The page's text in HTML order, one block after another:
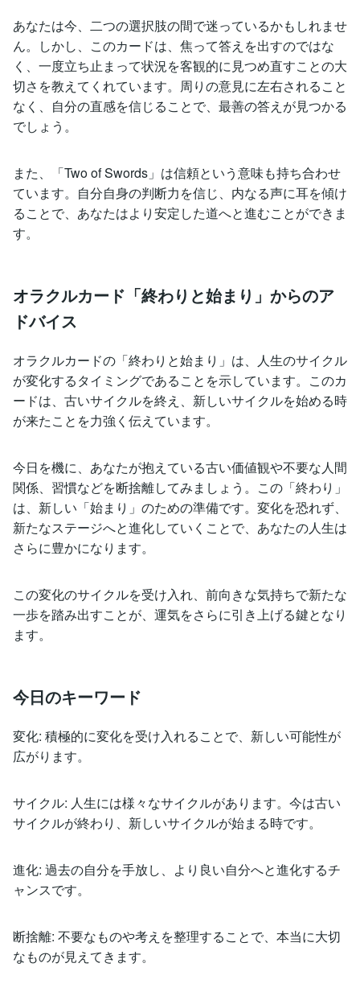
あなたは今、二つの選択肢の間で迷っているかもしれませ
ん。しかし、このカードは、焦って答えを出すのではな
く、一度立ち止まって状況を客観的に見つめ直すことの大
切さを教えてくれています。周りの意見に左右されること
なく、自分の直感を信じることで、最善の答えが見つかる
でしょう。
また、「Two of Swords」は信頼という意味も持ち合わせ
ています。自分自身の判断力を信じ、内なる声に耳を傾け
ることで、あなたはより安定した道へと進むことができま
す。
オラクルカード「終わりと始まり」からのア
ドバイス
オラクルカードの「終わりと始まり」は、人生のサイクル
が変化するタイミングであることを示しています。このカ
ードは、古いサイクルを終え、新しいサイクルを始める時
が来たことを力強く伝えています。
今日を機に、あなたが抱えている古い価値観や不要な人間
関係、習慣などを断捨離してみましょう。この「終わり」
は、新しい「始まり」のための準備です。変化を恐れず、
新たなステージへと進化していくことで、あなたの人生は
さらに豊かになります。
この変化のサイクルを受け入れ、前向きな気持ちで新たな
一歩を踏み出すことが、運気をさらに引き上げる鍵となり
ます。
今日のキーワード
変化: 積極的に変化を受け入れることで、新しい可能性が
広がります。
サイクル: 人生には様々なサイクルがあります。今は古い
サイクルが終わり、新しいサイクルが始まる時です。
進化: 過去の自分を手放し、より良い自分へと進化するチ
ャンスです。
断捨離: 不要なものや考えを整理することで、本当に大切
なものが見えてきます。